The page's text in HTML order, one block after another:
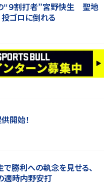
“９割打者”宮野快生 聖地
ゴロに倒れる
開始！
勝利への執念を見せる、
適時内野安打